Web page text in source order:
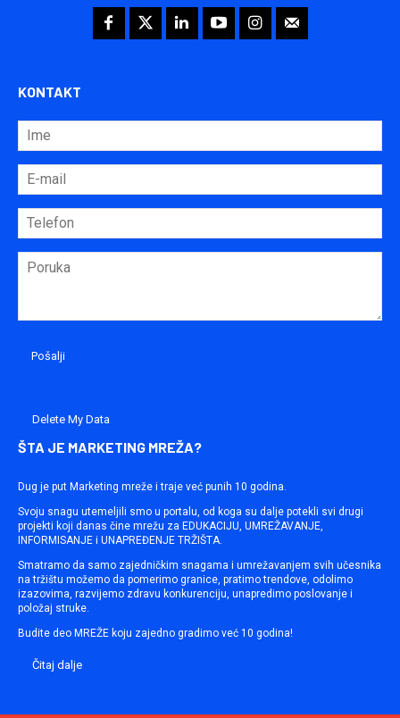
KONTAKT
Delete My Data
ŠTA JE MARKETING MREŽA?
Dug je put Marketing mreže i traje već punih 10 godina.
Svoju snagu utemeljili smo u portalu, od koga su dalje potekli svi drugi
projekti koji danas čine mrežu za EDUKACIJU, UMREŽAVANJE,
INFORMISANJE i UNAPREĐENJE TRŽIŠTA.
Smatramo da samo zajedničkim snagama i umrežavanjem svih učesnika
na tržištu možemo da pomerimo granice, pratimo trendove, odolimo
izazovima, razvijemo zdravu konkurenciju, unapredimo poslovanje i
položaj struke.
Budite deo MREŽE koju zajedno gradimo već 10 godina!
Čitaj dalje